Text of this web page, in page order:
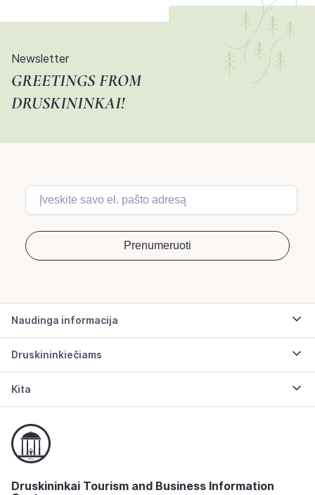
Newsletter
GREETINGS FROM
DRUSKININKAI!
Naudinga informacija
Druskininkiečiams
Kita
Druskininkai Tourism and Business Information